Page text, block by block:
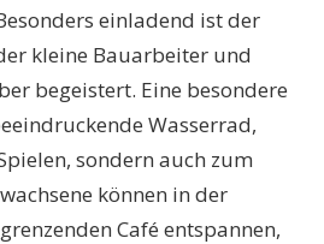
einladend ist der
kleine Bauarbeiter und
begeistert. Eine besondere
Wasserrad,
sondern auch zum
können in der
Café entspannen,